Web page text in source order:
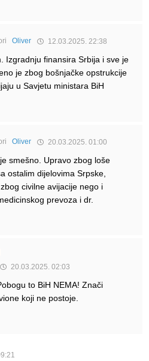
Oliver 12.03.2025. 22:38
Izgradnju finansira Srbija i sve je
je zbog bošnjačke opstrukcije
u Savjetu ministara BiH
Oliver 20.03.2025. 01:00
smešno. Upravo zbog loše
ostalim dijelovima Srpske,
civilne avijacije nego i
prevoza i dr.
20.03.2025. 02:03
to BiH NEMA! Znači
koji ne postoje.